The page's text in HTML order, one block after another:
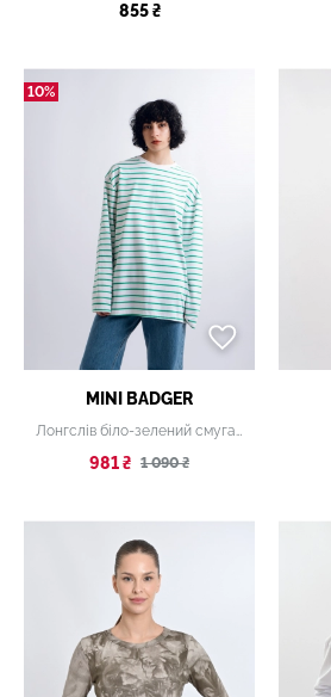
855 ₴
10%
MINI BADGER
Лонгслів біло-зелений смугастий
981 ₴ 1 090 ₴